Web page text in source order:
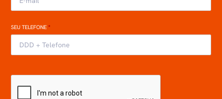
SEU TELEFONE*